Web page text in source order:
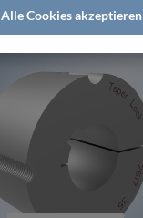
Alle Cookies akzeptieren